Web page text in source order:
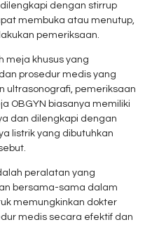
dengan stirrup
membuka atau menutup,
pemeriksaan.
meja khusus yang
prosedur medis yang
ultrasonografi, pemeriksaan
OBGYN biasanya memiliki
dan dilengkapi dengan
listrik yang dibutuhkan
peralatan yang
bersama-sama dalam
memungkinkan dokter
medis secara efektif dan